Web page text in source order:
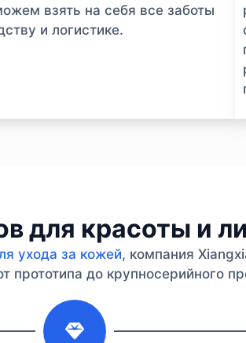
взять на себя все заботы
и логистике.
для красоты и
ухода за кожей, компания
до крупносерийного